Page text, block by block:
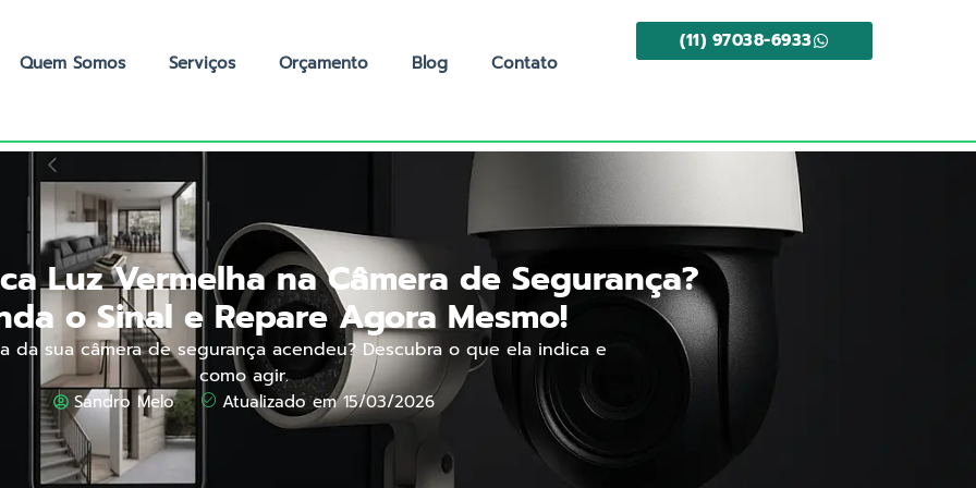
Quem Somos Serviços Orçamento Blog Contato
(11) 97038-6933
Luz Vermelha na Câmera de Segurança?
o Sinal e Repare Agora Mesmo!
da sua câmera de segurança acendeu? Descubra o que ela indica e
como agir.
Sandro Melo Atualizado em 15/03/2026